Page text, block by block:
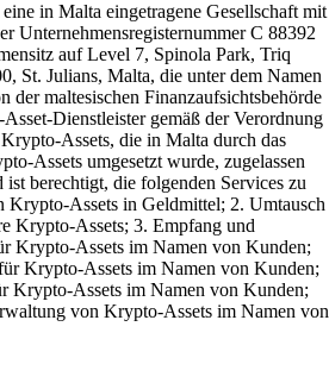
in Malta eingetragene Gesellschaft mit
Unternehmensregisternummer C 88392
auf Level 7, Spinola Park, Triq
St. Julians, Malta, die unter dem Namen
der maltesischen Finanzaufsichtsbehörde
Dienstleister gemäß der Verordnung
Assets, die in Malta durch das
Assets umgesetzt wurde, zugelassen
berechtigt, die folgenden Services zu
Krypto-Assets in Geldmittel; 2. Umtausch
Krypto-Assets; 3. Empfang und
Krypto-Assets im Namen von Kunden;
Krypto-Assets im Namen von Kunden;
Krypto-Assets im Namen von Kunden;
von Krypto-Assets im Namen von